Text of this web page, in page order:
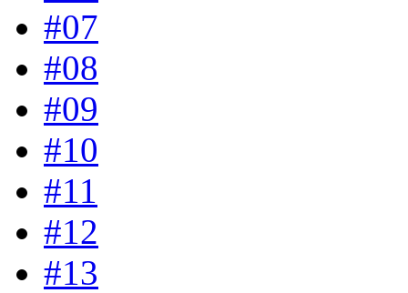
#07
#08
#09
#10
#11
#12
#13